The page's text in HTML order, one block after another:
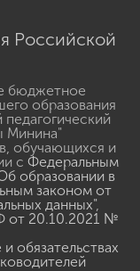
Российской
бюджетное
образования
Минина"
обучающихся и
с Федеральным
образовании в
законом от
данных",
от 20.10.2021 №
обязательствах